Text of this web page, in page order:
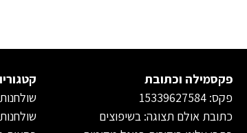
פקסמילה וכתובת
פקס: 15339627584
כתובת אולם תצוגה: בשיפוצים